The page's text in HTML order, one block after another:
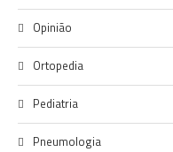
Opinião
Ortopedia
Pediatria
Pneumologia